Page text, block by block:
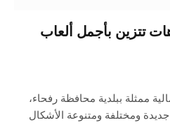
تتزين بأجمل ألعاب
ممثلة ببلدية محافظة رفحاء،
أكثر من 40 لعبة جديدة ومختلفة ومتنوعة الأشكال